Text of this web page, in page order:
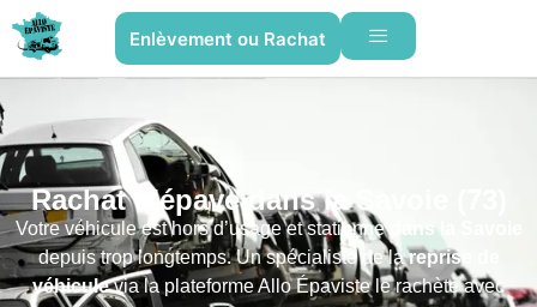
Enlèvement ou Rachat
Rachat d'épave dans la Savoie (73)
Votre véhicule est hors d’usage et stationne dans la Savoie
depuis trop longtemps. Un spécialiste de lareprise de
véhiculevia la plateforme Allo Épaviste le rachète avec